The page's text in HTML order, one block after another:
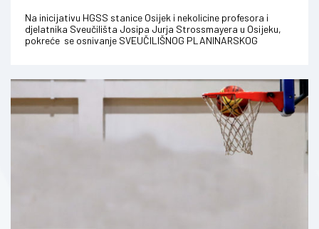
Na inicijativu HGSS stanice Osijek i nekolicine profesora i
djelatnika Sveučilišta Josipa Jurja Strossmayera u Osijeku,
pokreće se osnivanje SVEUČILIŠNOG PLANINARSKOG